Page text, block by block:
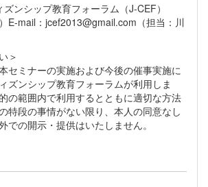
ンシップ教育フォーラム（J-CEF）
：jcef2013@gmail.com（担当：川
＞
セミナーの実施および今後の催事実施に
ズンシップ教育フォーラムが利用しま
の範囲内で利用するとともに適切な方法
特段の事情がない限り、本人の同意なし
での開示・提供はいたしません。